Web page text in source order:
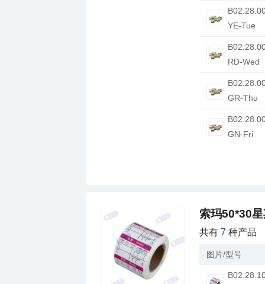
YE-Tue
RD-Wed
GR-Thu
GN-Fri
索玛50*30
共有7 种产品
图片/型号